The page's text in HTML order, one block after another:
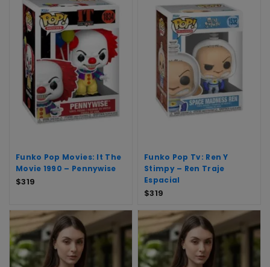
Funko Pop Movies: It The
Movie 1990 – Pennywise
$319
Funko Pop Tv: Ren Y
Stimpy – Ren Traje
Espacial
$319